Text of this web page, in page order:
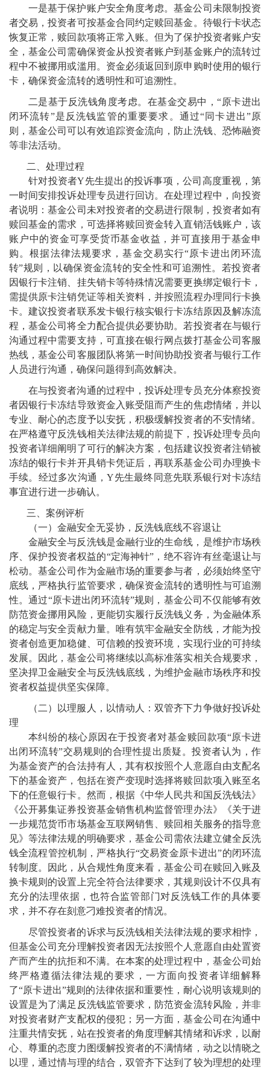
一是基于保护账户安全角度考虑。基金公司未限制投资
者交易，投资者可按基金合同约定赎回基金。待银行卡状态
恢复正常，赎回款项将正常入账。但为了保护投资者账户安
全，基金公司需确保资金从投资者账户到基金账户的流转过
程中不被挪用或滥用。资金必须返回到原申购时使用的银行
卡，确保资金流转的透明性和可追溯性。
二是基于反洗钱角度考虑。在基金交易中，“原卡进出
闭环流转”是反洗钱监管的重要要求。通过“同卡进出”原
则，基金公司可以有效追踪资金流向，防止洗钱、恐怖融资
等非法活动。
二、处理过程
针对投资者Y先生提出的投诉事项，公司高度重视，第
一时间安排投诉处理专员进行回访。在处理过程中，向投资
者说明：基金公司未对投资者的交易进行限制，投资者如有
赎回基金的需求，可选择将赎回资金转入直销活钱账户，该
账户中的资金可享受货币基金收益，并可直接用于基金申
购。根据法律法规要求，基金交易实行“原卡进出闭环流
转”规则，以确保资金流转的安全性和可追溯性。若投资者
因银行卡注销、挂失销卡等特殊情况需要更换绑定银行卡，
需提供原卡注销凭证等相关资料，并按照流程办理同行卡换
卡。建议投资者联系发卡银行核实银行卡冻结原因及解冻流
程，基金公司将全力配合提供必要协助。若投资者在与银行
沟通过程中需要支持，可直接在银行网点拨打基金公司客服
热线，基金公司客服团队将第一时间协助投资者与银行工作
人员进行沟通，确保问题得到高效解决。
在与投资者沟通的过程中，投诉处理专员充分体察投资
者因银行卡冻结导致资金入账受阻而产生的焦虑情绪，并以
专业、耐心的态度予以安抚，积极缓解投资者的不安情绪。
在严格遵守反洗钱相关法律法规的前提下，投诉处理专员向
投资者详细阐明了可行的解决方案，包括建议投资者注销被
冻结的银行卡并开具销卡凭证后，再联系基金公司办理换卡
手续。经过多次沟通，Y先生最终同意先联系银行对卡冻结
事宜进行进一步确认。
三、案例评析
（一）金融安全无妥协，反洗钱底线不容退让
金融安全与反洗钱是金融行业的生命线，是维护市场秩
序、保护投资者权益的“定海神针”，绝不容许有丝毫退让与
松动。基金公司作为金融市场的重要参与者，必须始终坚守
底线，严格执行监管要求，确保资金流转的透明性与可追溯
性。通过“原卡进出闭环流转”规则，基金公司不仅能够有效
防范资金挪用风险，更能切实履行反洗钱义务，为金融体系
的稳定与安全贡献力量。唯有筑牢金融安全防线，才能为投
资者创造更加稳健、可信赖的投资环境，实现行业的可持续
发展。因此，基金公司将继续以高标准落实相关合规要求，
坚决捍卫金融安全与反洗钱底线，为维护金融市场秩序和投
资者权益提供坚实保障。
（二）以理服人，以情动人：双管齐下力争做好投诉处
理
本纠纷的核心原因在于投资者对基金赎回款项“原卡进
出闭环流转”交易规则的合理性提出质疑。投资者认为，作
为基金资产的合法持有人，其有权按照个人意愿自由支配名
下的基金资产，包括在资产变现时选择将赎回款项入账至名
下的任意银行卡。然而，根据《中华人民共和国反洗钱法》
《公开募集证券投资基金销售机构监督管理办法》《关于进
一步规范货币市场基金互联网销售、赎回相关服务的指导意
见》等法律法规的明确要求，基金公司需依法建立健全反洗
钱全流程管控机制，严格执行“交易资金原卡进出”的闭环流
转制度。因此，从合规性角度来看，基金公司在赎回入账及
换卡规则的设置上完全符合法律要求，其规则设计不仅具有
充分的法理依据，也符合监管部门对反洗钱工作的具体要
求，并不存在刻意刁难投资者的情况。
尽管投资者的诉求与反洗钱相关法律法规的要求相悖，
但基金公司充分理解投资者因无法按照个人意愿自由处置资
产而产生的抗拒和不满。在本案的处理过程中，基金公司始
终严格遵循法律法规的要求，一方面向投资者详细解释
了“原卡进出”规则的法律依据和重要性，耐心说明该规则的
设置是为了满足反洗钱监管要求，防范资金流转风险，并非
对投资者财产支配权的侵犯；另一方面，基金公司在沟通中
注重共情安抚，站在投资者的角度理解其情绪和诉求，以耐
心、尊重的态度力图缓解投资者的不满情绪，动之以情晓之
以理，通过情与理的结合，双管齐下达到了较为理想的处理